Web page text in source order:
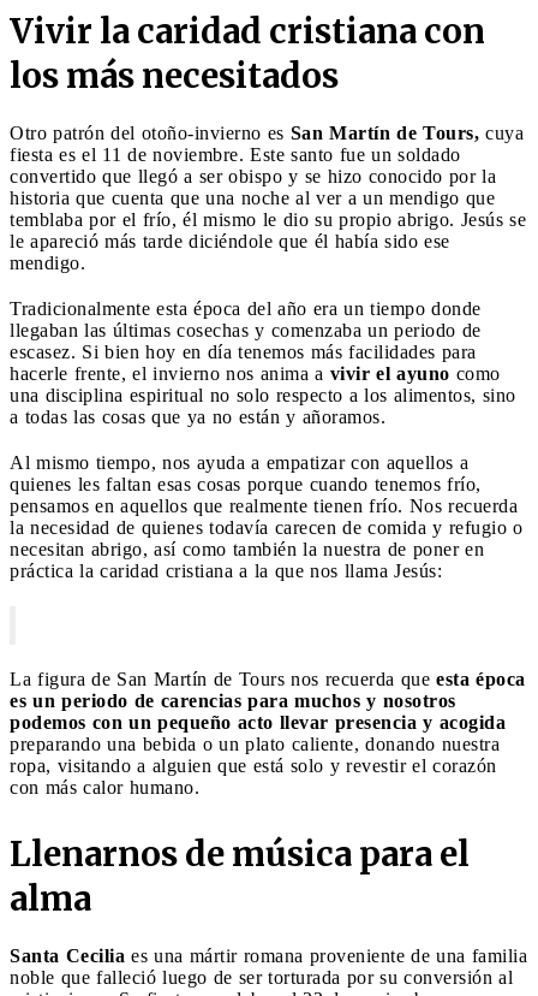
Vivir la caridad cristiana con
los más necesitados
Otro patrón del otoño-invierno es San Martín de Tours, cuya
fiesta es el 11 de noviembre. Este santo fue un soldado
convertido que llegó a ser obispo y se hizo conocido por la
historia que cuenta que una noche al ver a un mendigo que
temblaba por el frío, él mismo le dio su propio abrigo. Jesús se
le apareció más tarde diciéndole que él había sido ese
mendigo.
Tradicionalmente esta época del año era un tiempo donde
llegaban las últimas cosechas y comenzaba un periodo de
escasez. Si bien hoy en día tenemos más facilidades para
hacerle frente, el invierno nos anima a vivir el ayuno como
una disciplina espiritual no solo respecto a los alimentos, sino
a todas las cosas que ya no están y añoramos.
Al mismo tiempo, nos ayuda a empatizar con aquellos a
quienes les faltan esas cosas porque cuando tenemos frío,
pensamos en aquellos que realmente tienen frío. Nos recuerda
la necesidad de quienes todavía carecen de comida y refugio o
necesitan abrigo, así como también la nuestra de poner en
práctica la caridad cristiana a la que nos llama Jesús:
La figura de San Martín de Tours nos recuerda que esta época
es un periodo de carencias para muchos y nosotros
podemos con un pequeño acto llevar presencia y acogida
preparando una bebida o un plato caliente, donando nuestra
ropa, visitando a alguien que está solo y revestir el corazón
con más calor humano.
Llenarnos de música para el
alma
Santa Cecilia es una mártir romana proveniente de una familia
noble que falleció luego de ser torturada por su conversión al